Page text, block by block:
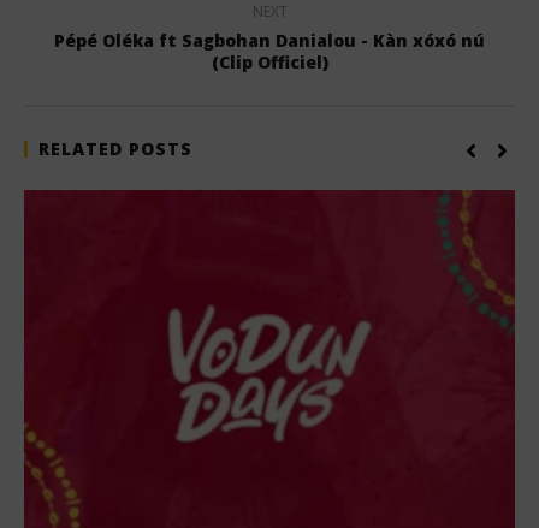
NEXT
Pépé Oléka ft Sagbohan Danialou - Kàn xóxó nú
(Clip Officiel)
RELATED POSTS